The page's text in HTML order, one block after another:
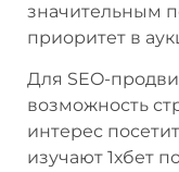
значительным
приоритет в
Для SEO-
возможность
интерес
изучают 1хбет